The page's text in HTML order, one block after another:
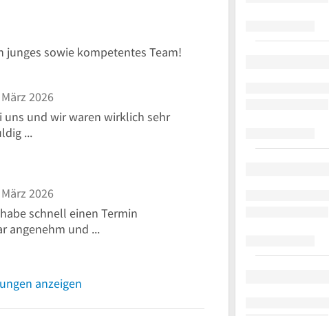
junges sowie kompetentes Team!
2026
uns und wir waren wirklich sehr
...
2026
schnell einen Termin
angenehm und ...
anzeigen